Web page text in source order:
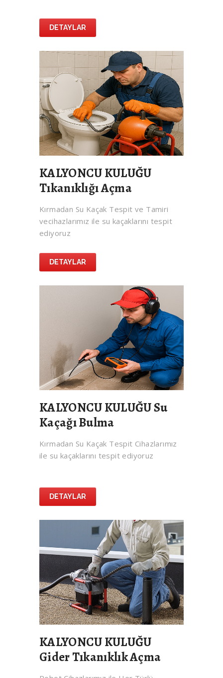
DETAYLAR
KALYONCU KULUĞU
Tıkanıklığı Açma
Kırmadan Su Kaçak Tespit ve Tamiri
vecihazlarımız ile su kaçaklarını tespit
ediyoruz
DETAYLAR
KALYONCU KULUĞU Su
Kaçağı Bulma
Kırmadan Su Kaçak Tespit Cihazlarımız
ile su kaçaklarını tespit ediyoruz
DETAYLAR
KALYONCU KULUĞU
Gider Tıkanıklık Açma